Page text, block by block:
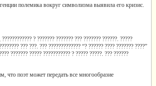
полемика вокруг символизма выявила его кризис.
? ??????? ??????? ??? ??????? ??????. ?????
??? ???. ??? ????????????? “? ?????? ???? ??????? ????”
??????? ????? ??????????? ? ????? ?????. ??? ??????
что поэт может передать все многообразие